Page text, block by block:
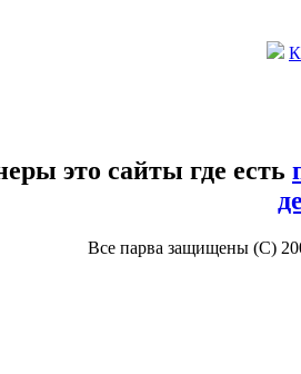
это сайты где есть
Все парва защищены (С)